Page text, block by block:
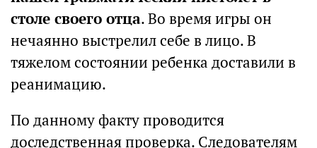
столе своего отца. Во время игры он
нечаянно выстрелил себе в лицо. В
тяжелом состоянии ребенка доставили в
реанимацию.
По данному факту проводится
доследственная проверка. Следователям